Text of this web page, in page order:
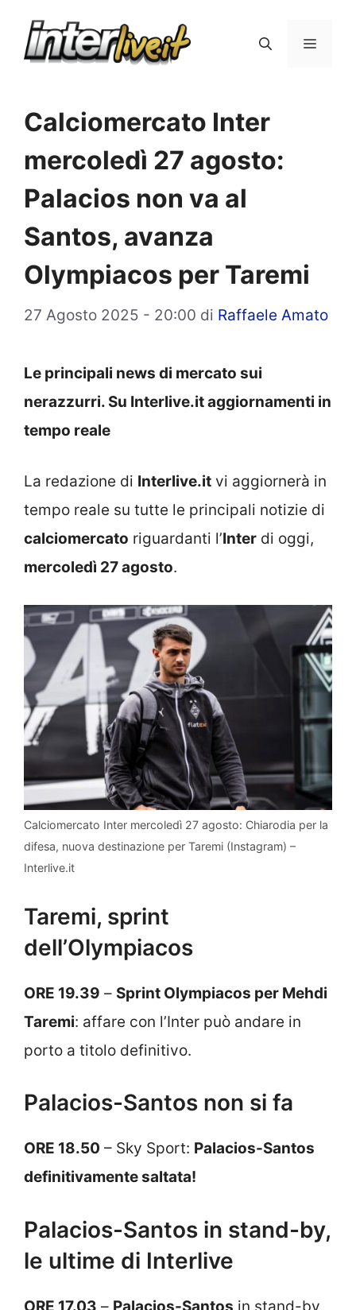
Menu
Calciomercato Inter
mercoledì 27 agosto:
Palacios non va al
Santos, avanza
Olympiacos per Taremi
27 Agosto 2025 - 20:00 di Raffaele Amato
Le principali news di mercato sui
nerazzurri. Su Interlive.it aggiornamenti in
tempo reale
La redazione di Interlive.it vi aggiornerà in
tempo reale su tutte le principali notizie di
calciomercato riguardanti l’Inter di oggi,
mercoledì 27 agosto.
Calciomercato Inter mercoledì 27 agosto: Chiarodia per la
difesa, nuova destinazione per Taremi (Instagram) –
Interlive.it
Taremi, sprint
dell’Olympiacos
ORE 19.39 – Sprint Olympiacos per Mehdi
Taremi: affare con l’Inter può andare in
porto a titolo definitivo.
Palacios-Santos non si fa
ORE 18.50 – Sky Sport: Palacios-Santos
definitivamente saltata!
Palacios-Santos in stand-by,
le ultime di Interlive